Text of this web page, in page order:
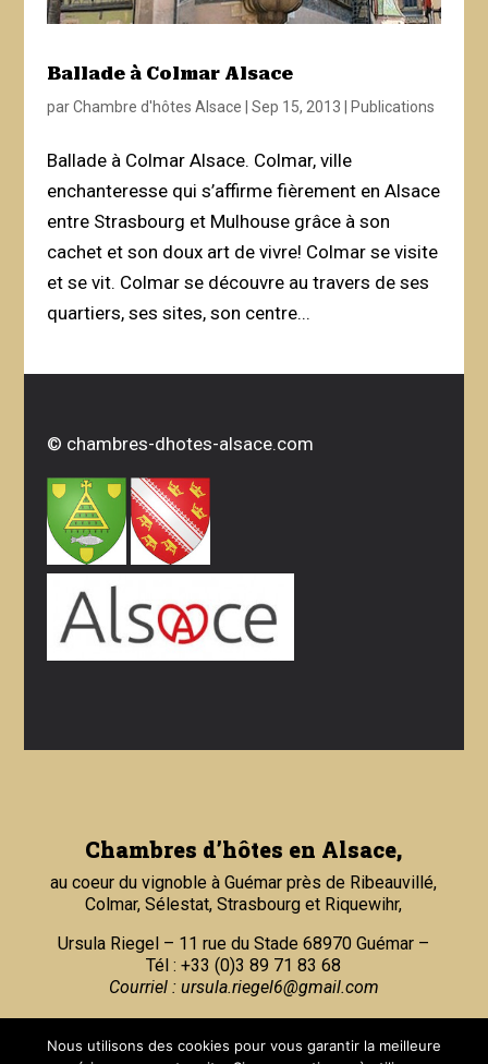
Ballade à Colmar Alsace
parChambre d'hôtes Alsace | Sep 15, 2013 | Publications
Ballade à Colmar Alsace. Colmar, ville
enchanteresse qui s’affirme fièrement en Alsace
entre Strasbourg et Mulhouse grâce à son
cachet et son doux art de vivre! Colmar se visite
et se vit. Colmar se découvre au travers de ses
quartiers, ses sites, son centre...
© chambres-dhotes-alsace.com
Chambres d’hôtes en Alsace,
au coeur du vignoble à Guémar près de Ribeauvillé,
Colmar, Sélestat, Strasbourg et Riquewihr,
Ursula Riegel – 11 rue du Stade 68970 Guémar –
Tél : +33 (0)3 89 71 83 68
Courriel : ursula.riegel6@gmail.com
Nous utilisons des cookies pour vous garantir la meilleure